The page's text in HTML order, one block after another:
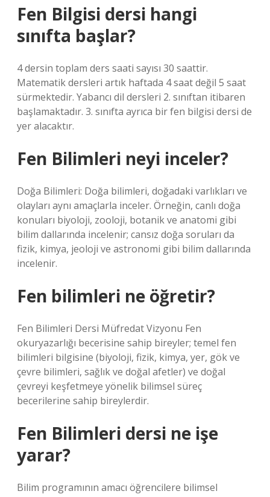
Fen Bilgisi dersi hangi
sınıfta başlar?
4 dersin toplam ders saati sayısı 30 saattir.
Matematik dersleri artık haftada 4 saat değil 5 saat
sürmektedir. Yabancı dil dersleri 2. sınıftan itibaren
başlamaktadır. 3. sınıfta ayrıca bir fen bilgisi dersi de
yer alacaktır.
Fen Bilimleri neyi inceler?
Doğa Bilimleri: Doğa bilimleri, doğadaki varlıkları ve
olayları aynı amaçlarla inceler. Örneğin, canlı doğa
konuları biyoloji, zooloji, botanik ve anatomi gibi
bilim dallarında incelenir; cansız doğa soruları da
fizik, kimya, jeoloji ve astronomi gibi bilim dallarında
incelenir.
Fen bilimleri ne öğretir?
Fen Bilimleri Dersi Müfredat Vizyonu Fen
okuryazarlığı becerisine sahip bireyler; temel fen
bilimleri bilgisine (biyoloji, fizik, kimya, yer, gök ve
çevre bilimleri, sağlık ve doğal afetler) ve doğal
çevreyi keşfetmeye yönelik bilimsel süreç
becerilerine sahip bireylerdir.
Fen Bilimleri dersi ne işe
yarar?
Bilim programının amacı öğrencilere bilimsel